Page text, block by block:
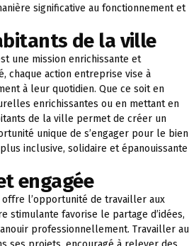
significative au fonctionnement et
de la ville
une mission enrichissante et
chaque action entreprise vise à
à leur quotidien. Que ce soit en
enrichissantes ou en mettant en
de la ville permet de créer un
unique de s’engager pour le bien
inclusive, solidaire et épanouissante
engagée
offre l’opportunité de travailler aux
stimulante favorise le partage d’idées,
professionnellement. Travailler au